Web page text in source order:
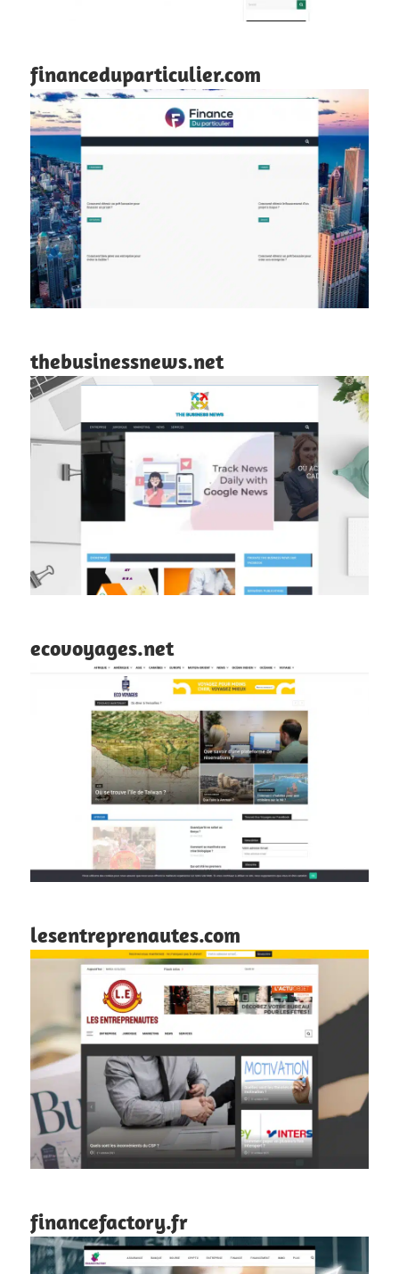
financeduparticulier.com
thebusinessnews.net
ecovoyages.net
lesentreprenautes.com
financefactory.fr